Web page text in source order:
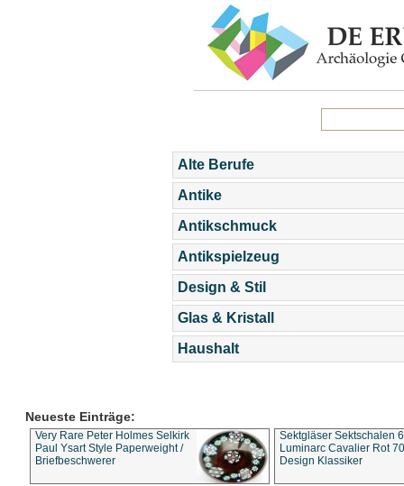
Alte Berufe
Antike
Antikschmuck
Antikspielzeug
Design & Stil
Glas & Kristall
Haushalt
Neueste Einträge:
Very Rare Peter Holmes Selkirk
Paul Ysart Style Paperweight /
Briefbeschwerer
Sektgläser Sektschalen
Luminarc Cavalier Rot
Design Klassiker